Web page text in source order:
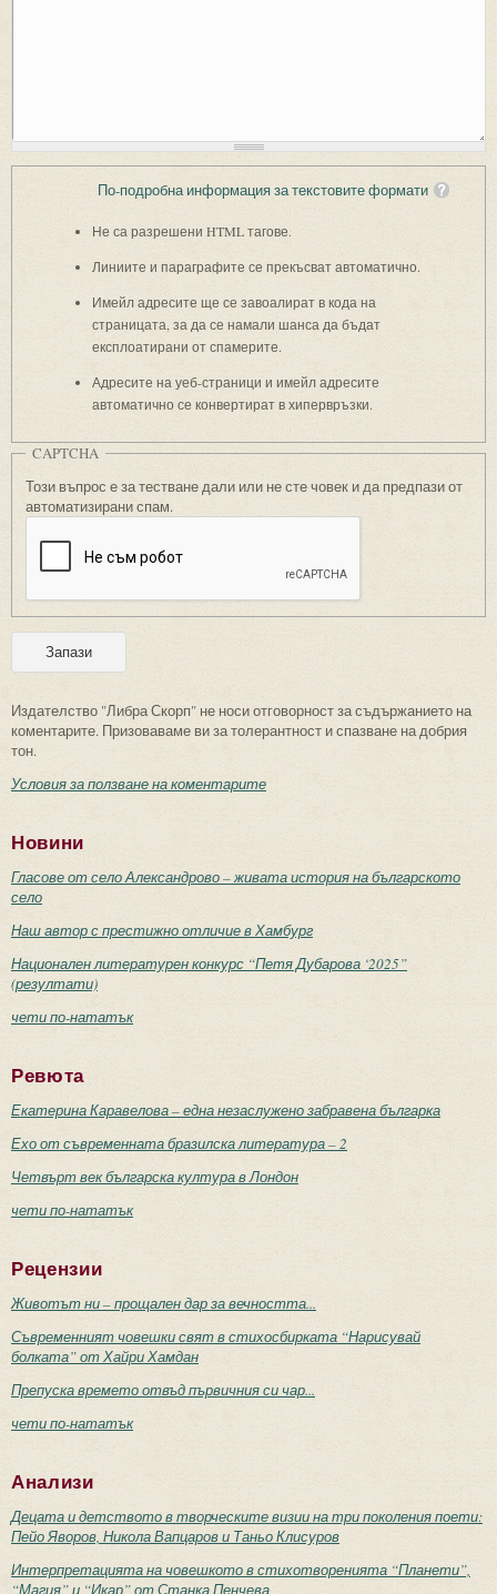
По-подробна информация за текстовите формати
Не са разрешени HTML тагове.
Линиите и параграфите се прекъсват автоматично.
Имейл адресите ще се завоалират в кода на
страницата, за да се намали шанса да бъдат
експлоатирани от спамерите.
Адресите на уеб-страници и имейл адресите
автоматично се конвертират в хипервръзки.
CAPTCHA
Този въпрос е за тестване дали или не сте човек и да предпази от
автоматизирани спам.
Издателство "Либра Скорп" не носи отговорност за съдържанието на
коментарите. Призоваваме ви за толерантност и спазване на добрия
тон.
Условия за ползване на коментарите
Новини
Гласове от село Александрово – живата история на българското
село
Наш автор с престижно отличие в Хамбург
Национален литературен конкурс “Петя Дубарова ‘2025”
(резултати)
чети по-нататък
Ревюта
Екатерина Каравелова – една незаслужено забравена българка
Ехо от съвременната бразилска литература – 2
Четвърт век българска култура в Лондон
чети по-нататък
Рецензии
Животът ни – прощален дар за вечността...
Съвременният човешки свят в стихосбирката “Нарисувай
болката” от Хайри Хамдан
Препуска времето отвъд първичния си чар...
чети по-нататък
Анализи
Децата и детството в творческите визии на три поколения поети:
Пейо Яворов, Никола Вапцаров и Таньо Клисуров
Интерпретацията на човешкото в стихотворенията “Планети”,
“Магия” и “Икар” от Станка Пенчева